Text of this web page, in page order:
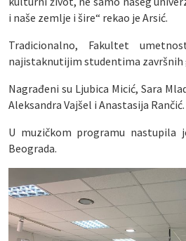
i naše zemlje i šire“ rekao je Arsić.
Tradicionalno, Fakultet
najistaknutijim studentima završnih
Nagrađeni su Ljubica Micić, Sara
Aleksandra Vajšel i Anastasija Rančić.
U muzičkom programu nastupila
Beograda.